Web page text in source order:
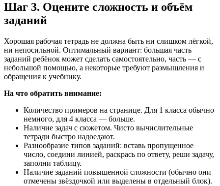
Шаг 3. Оцените сложность и объём
заданий
Хорошая рабочая тетрадь не должна быть ни слишком лёгкой,
ни непосильной. Оптимальный вариант: большая часть
заданий ребёнок может сделать самостоятельно, часть — с
небольшой помощью, а некоторые требуют размышления и
обращения к учебнику.
На что обратить внимание:
Количество примеров на странице. Для 1 класса обычно
немного, для 4 класса — больше.
Наличие задач с сюжетом. Чисто вычислительные
тетради быстро надоедают.
Разнообразие типов заданий: вставь пропущенное
число, соедини линией, раскрась по ответу, реши задачу,
заполни таблицу.
Наличие заданий повышенной сложности (обычно они
отмечены звёздочкой или выделены в отдельный блок).